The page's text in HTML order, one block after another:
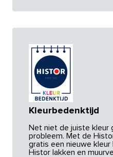
Kleurbedenktijd
Net niet de juiste kleur
probleem. Met de
gratis een nieuwe kleur
Histor lakken en